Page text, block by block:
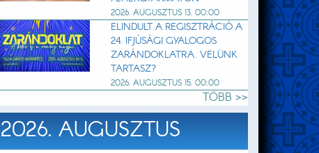
2026. AUGUSZTUS 13. 00:00
ELINDULT A REGISZTRÁCIÓ A
24. IFJÚSÁGI GYALOGOS
ZARÁNDOKLATRA. VELÜNK
TARTASZ?
2026. AUGUSZTUS 15. 00:00
TÖBB >>
2026. AUGUSZTUS